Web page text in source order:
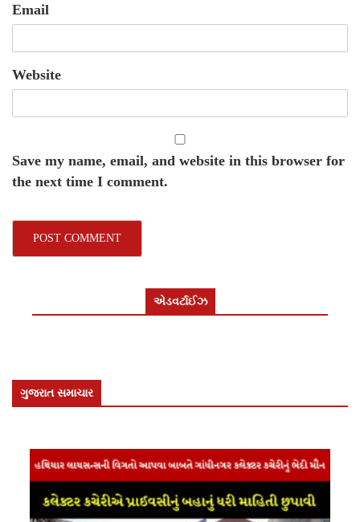
Email
Website
Save my name, email, and website in this browser for
the next time I comment.
એડવર્ટાઈઝ
ગુજરાત સમાચાર